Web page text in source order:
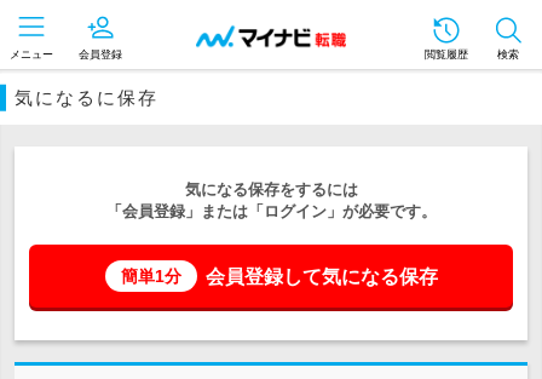
メニュー 会員登録 閲覧履歴 検索
気になるに保存
気になる保存をするには
「会員登録」または「ログイン」が必要です。
簡単1分 会員登録して気になる保存